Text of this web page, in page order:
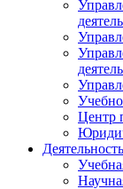
Центр
Деятельность